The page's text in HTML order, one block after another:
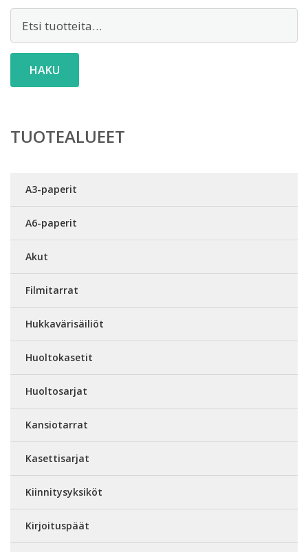
HAKU
TUOTEALUEET
A3-paperit
A6-paperit
Akut
Filmitarrat
Hukkavärisäiliöt
Huoltokasetit
Huoltosarjat
Kansiotarrat
Kasettisarjat
Kiinnitysyksiköt
Kirjoituspäät